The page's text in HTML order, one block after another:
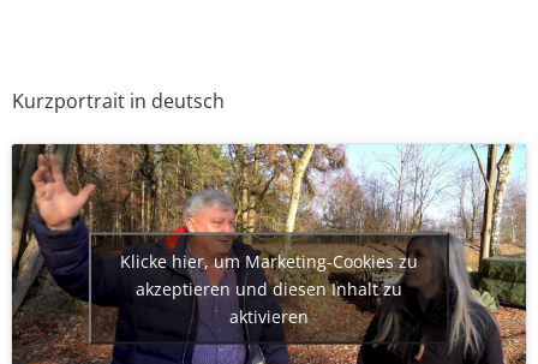
Kurzportrait in deutsch
Klicke hier, um Marketing-Cookies zu
akzeptieren und diesen Inhalt zu
aktivieren